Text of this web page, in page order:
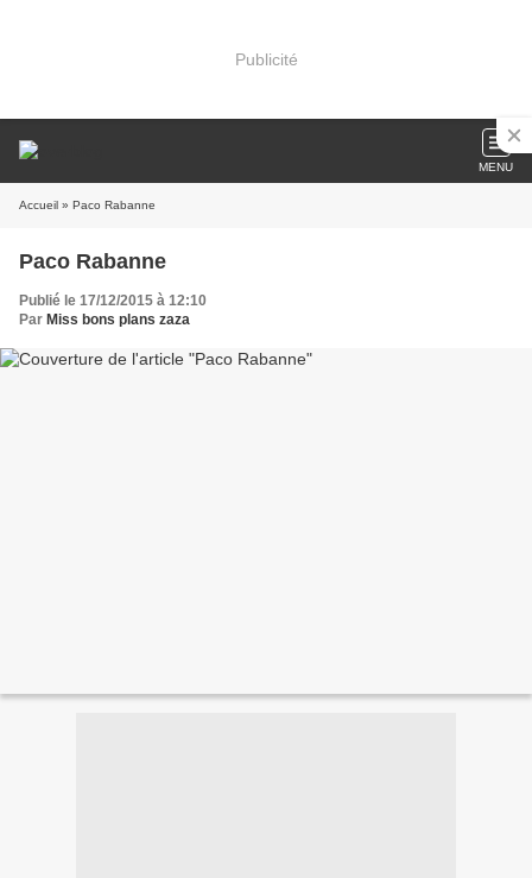
Publicité
MENU
Accueil » Paco Rabanne
Paco Rabanne
Publié le 17/12/2015 à 12:10
Par Miss bons plans zaza